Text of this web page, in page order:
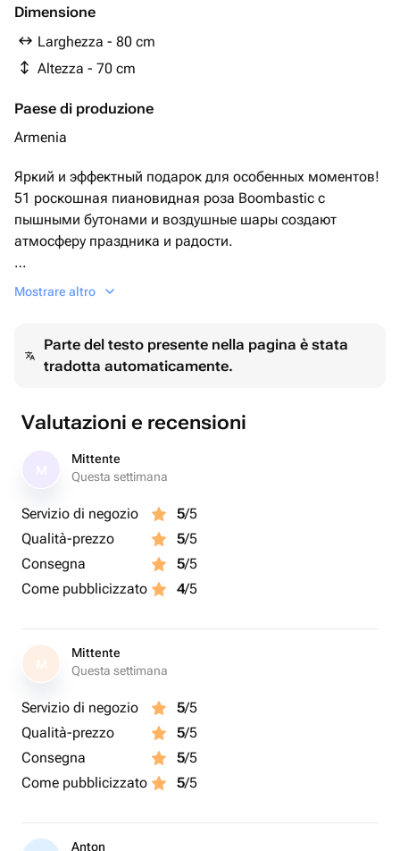
Dimensione
Larghezza - 80 cm
Altezza - 70 cm
Paese di produzione
Armenia
Яркий и эффектный подарок для особенных моментов!
51 роскошная пиановидная роза Boombastic с
пышными бутонами и воздушные шары создают
атмосферу праздника и радости.
Идеально для Дня святого Валентина (14 февраля),
🎁 Подарите незабываемые эмоции и яркие
Mostrare altro
Parte del testo presente nella pagina è stata
tradotta automaticamente.
Valutazioni e recensioni
Mittente
Questa settimana
Servizio di negozio 5/5
Qualità-prezzo
5/5
Consegna
5/5
Come pubblicizzato
4/5
M
Mittente
Questa settimana
Servizio di negozio 5/5
Qualità-prezzo
5/5
Consegna
5/5
Come pubblicizzato
5/5
Anton